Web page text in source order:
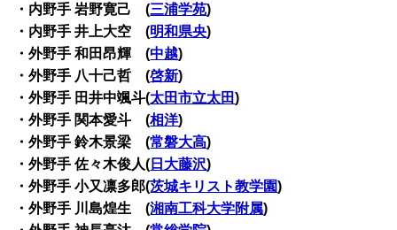
・内野手 岩野寛己 (三浦学苑)
・内野手 井上大空 (明和県央)
・外野手 和田昂輝 (中越)
・外野手 八十己哲 (啓新)
・外野手 田井中颯斗(太田市立太田)
・外野手 関本愛斗 (相洋)
・外野手 鈴木景梁 (常磐大高)
・外野手 佐々木俊人( 日大藤沢)
・外野手 小又凛多郎(茨城キリスト教学園)
・外野手 川島煌生 (湘南工科大学附属)